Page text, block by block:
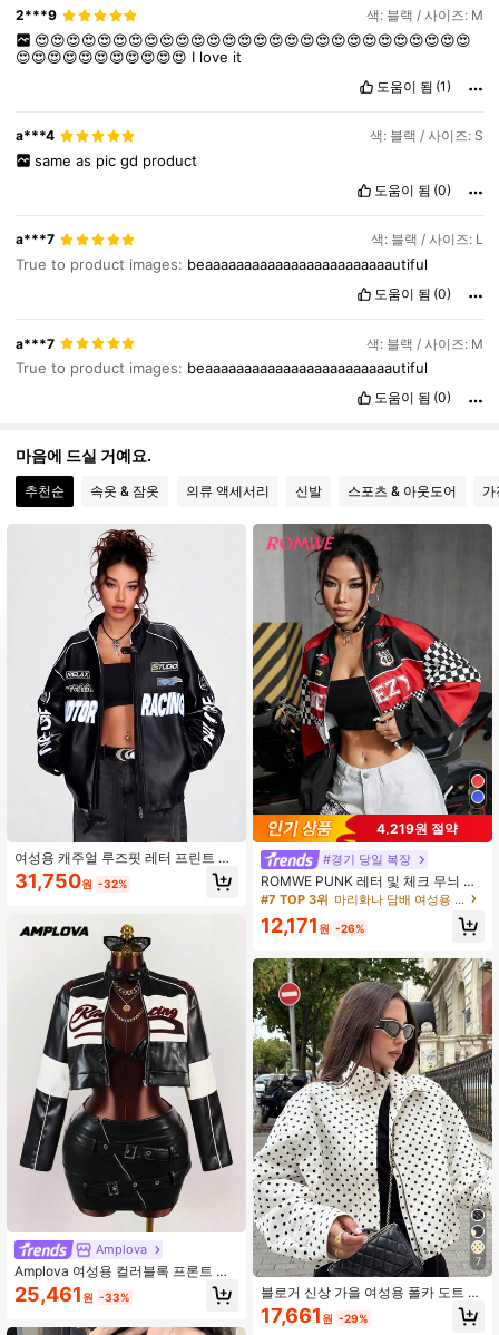
4.91 4.1M 팔로워
4.91
2***9 색: 블랙 / 사이즈: M
😍😍😍😍😍😍😍😍😍😍😍😍😍😍😍😍😍😍😍😍😍😍😍😍😍😍😍😍
😍😍😍😍😍😍😍😍😍😍😍 I love it
도움이 됨 (1)
a***4 색: 블랙 / 사이즈: S
same as pic gd product
도움이 됨 (0)
a***7 색: 블랙 / 사이즈: L
True to product images: beaaaaaaaaaaaaaaaaaaaaaaaautiful
도움이 됨 (0)
a***7 색: 블랙 / 사이즈: M
True to product images: beaaaaaaaaaaaaaaaaaaaaaaaautiful
도움이 됨 (0)
마음에 드실 거예요.
추천순 속옷 & 잠옷 의류 액세서리 신발 스포츠 & 아웃도어
여성용 캐주얼 루즈핏 레터 프린트 인
조 가죽 재킷 블랙
31,750원 -32%
Amplova
Amplova 여성용 컬러블록 프론트 지
퍼 긴팔 레터 프린트 심플 PU 재킷
25,461 원 -33%
4,219원 절약
#경기 당일 복장
ROMWE PUNK 레터 및 체크 무늬 크
롭 재킷, 학교용
#7 TOP 3위 마리화나 담배 여성용 경량 재킷
12,171 원 -26%
7
블로거 신상 가을 여성용 폴카 도트 프
린트 드로스트링 드롭 숄더 루즈핏 재
킷 화이트, 캐주얼 데일리
17,661 원 -29%